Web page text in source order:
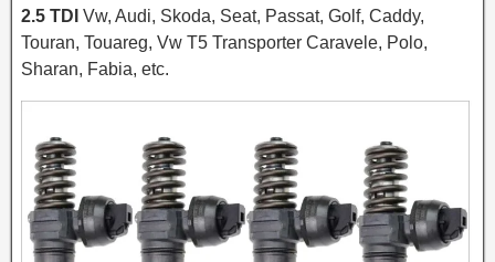
2.5 TDI Vw, Audi, Skoda, Seat, Passat, Golf, Caddy,
Touran, Touareg, Vw T5 Transporter Caravele, Polo,
Sharan, Fabia, etc.